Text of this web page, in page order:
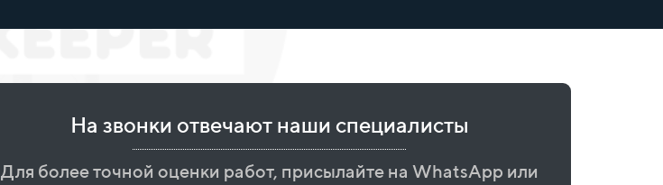
На звонки отвечают наши специалисты
Для более точной оценки работ, присылайте на WhatsApp или